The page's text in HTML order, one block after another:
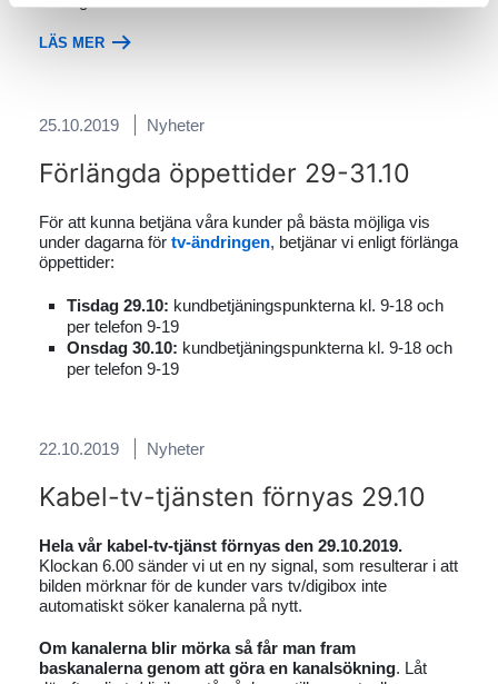
LÄS MER
25.10.2019 Nyheter
Förlängda öppettider 29-31.10
För att kunna betjäna våra kunder på bästa möjliga vis
under dagarna för tv-ändringen, betjänar vi enligt förlänga
öppettider:
Tisdag 29.10: kundbetjäningspunkterna kl. 9-18 och
per telefon 9-19
Onsdag 30.10: kundbetjäningspunkterna kl. 9-18 och
per telefon 9-19
22.10.2019 Nyheter
Kabel-tv-tjänsten förnyas 29.10
Hela vår kabel-tv-tjänst förnyas den 29.10.2019.
Klockan 6.00 sänder vi ut en ny signal, som resulterar i att
bilden mörknar för de kunder vars tv/digibox inte
automatiskt söker kanalerna på nytt.
Om kanalerna blir mörka så får man fram
baskanalerna genom att göra en kanalsökning. Låt